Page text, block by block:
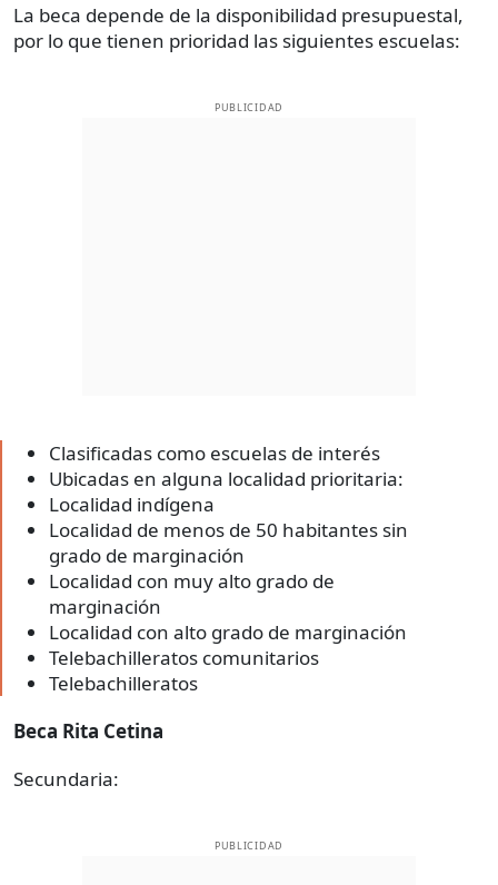
La beca depende de la disponibilidad presupuestal,
por lo que tienen prioridad las siguientes escuelas:
PUBLICIDAD
Clasificadas como escuelas de interés
Ubicadas en alguna localidad prioritaria:
Localidad indígena
Localidad de menos de 50 habitantes sin
grado de marginación
Localidad con muy alto grado de
marginación
Localidad con alto grado de marginación
Telebachilleratos comunitarios
Telebachilleratos
Beca Rita Cetina
Secundaria:
PUBLICIDAD